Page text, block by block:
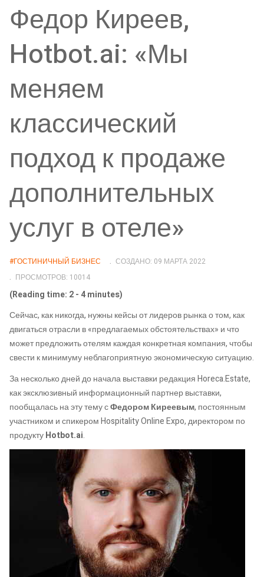
Федор Киреев,
Hotbot.ai: «Мы
меняем
классический
подход к продаже
дополнительных
услуг в отеле»
#ГОСТИНИЧНЫЙ БИЗНЕС
СОЗДАНО: 09 МАРТА 2022
ПРОСМОТРОВ: 10014
(Reading time: 2 - 4 minutes)
Сейчас, как никогда, нужны кейсы от лидеров рынка о том, как
двигаться отрасли в «предлагаемых обстоятельствах» и что
может предложить отелям каждая конкретная компания, чтобы
свести к минимуму неблагоприятную экономическую ситуацию.
За несколько дней до начала выставки редакция Horeca.Estate,
как эксклюзивный информационный партнер выставки,
пообщалась на эту тему сФедором Киреевым, постоянным
участником и спикером Hospitality Online Expo, директором по
продуктуHotbot.ai.